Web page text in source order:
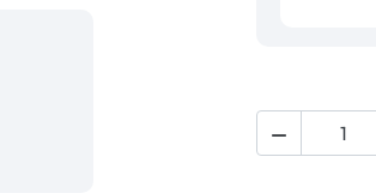
